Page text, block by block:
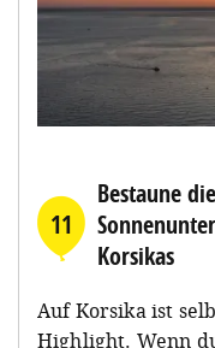
11
Bestaune
Korsikas
Auf Korsika ist
Highlight. Wenn